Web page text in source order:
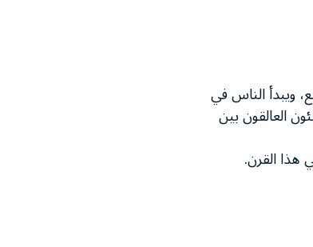
ويبدأ الناس في
العالقون بين
هذا القرن.